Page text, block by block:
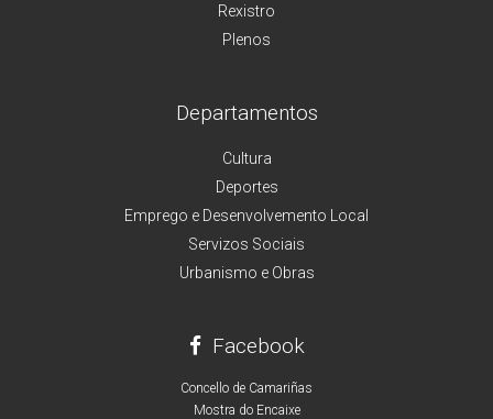
Rexistro
Plenos
Departamentos
Cultura
Deportes
Emprego e Desenvolvemento Local
Servizos Sociais
Urbanismo e Obras
Facebook
Concello de Camariñas
Mostra do Encaixe